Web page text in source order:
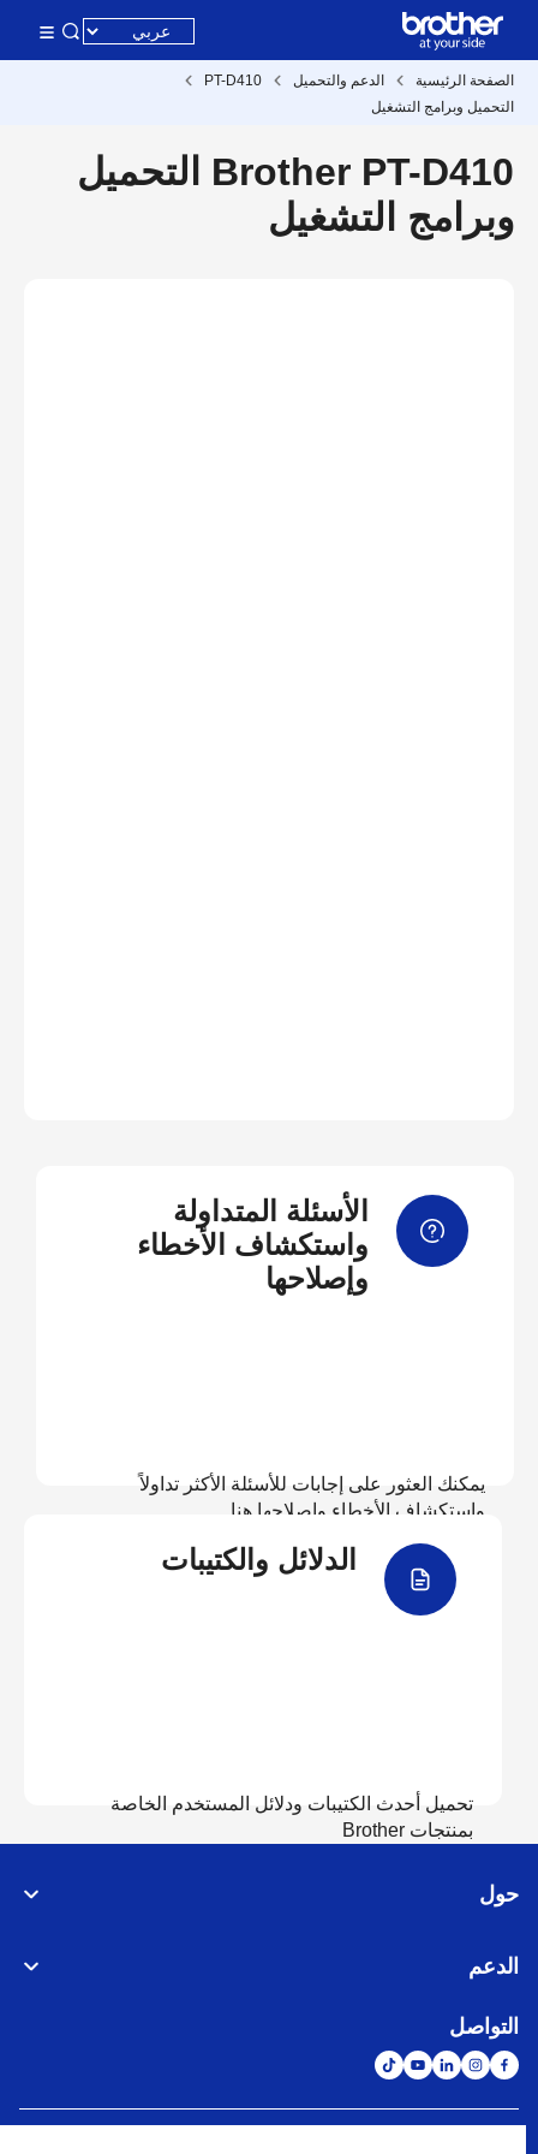
الصفحة الرئيسية الدعم والتحميل
PT-D410
التحميل وبرامج التشغيل
Brother PT-D410 التحميل
وبرامج التشغيل
الأسئلة المتداولة
واستكشاف الأخطاء
وإصلاحها
يمكنك العثور على إجابات للأسئلة الأكثر تداولاً
واستكشاف الأخطاء وإصلاحها هنا
عرض الأسئلة المتداولة
الدلائل والكتيبات
تحميل أحدث الكتيبات ودلائل المستخدم الخاصة
بمنتجات Brother
حول
الدعم
التواصل